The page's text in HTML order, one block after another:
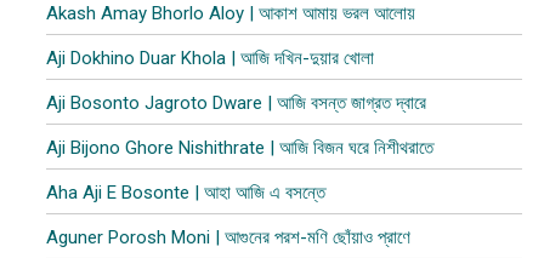
Akash Amay Bhorlo Aloy | আকাশ আমায় ভরল আলোয়
Aji Dokhino Duar Khola | আজি দখিন-দুয়ার খোলা
Aji Bosonto Jagroto Dware | আজি বসন্ত জাগ্রত দ্বারে
Aji Bijono Ghore Nishithrate | আজি বিজন ঘরে নিশীথরাতে
Aha Aji E Bosonte | আহা আজি এ বসন্তে
Aguner Porosh Moni | আগুনের পরশ-মণি ছোঁয়াও প্রাণে